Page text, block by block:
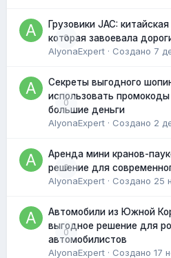
0
Грузовики JAC:
которая завоевала
AlyonaExpert · Создано 7
0
Секреты выгодного
использовать
большие деньги
AlyonaExpert · Создано 2
0
Аренда мини кранов-
решение для
AlyonaExpert · Создано 25
0
Автомобили из Южной
выгодное решение для
автомобилистов
AlyonaExpert · Создано 17